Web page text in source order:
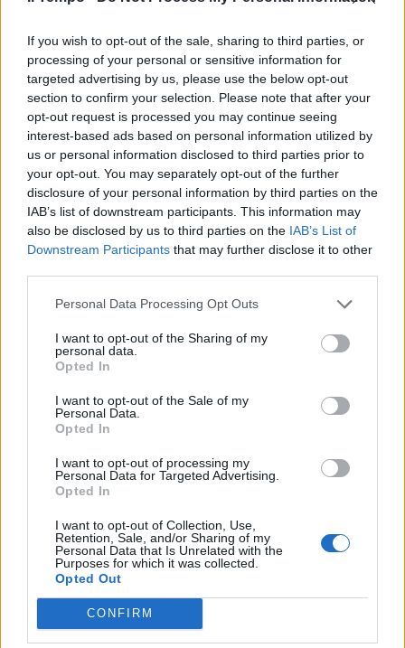
If you wish to opt-out of the sale, sharing to third parties, or
processing of your personal or sensitive information for
targeted advertising by us, please use the below opt-out
section to confirm your selection. Please note that after your
opt-out request is processed you may continue seeing
interest-based ads based on personal information utilized by
us or personal information disclosed to third parties prior to
your opt-out. You may separately opt-out of the further
disclosure of your personal information by third parties on the
IAB’s list of downstream participants. This information may
also be disclosed by us to third parties on the IAB’s List of
Downstream Participants that may further disclose it to other
Personal Data Processing Opt Outs
I want to opt-out of the Sharing of my
personal data.
Opted In
I want to opt-out of the Sale of my
Personal Data.
Opted In
I want to opt-out of processing my
Personal Data for Targeted Advertising.
Opted In
I want to opt-out of Collection, Use,
Retention, Sale, and/or Sharing of my
Personal Data that Is Unrelated with the
Purposes for which it was collected.
Opted Out
CONFIRM